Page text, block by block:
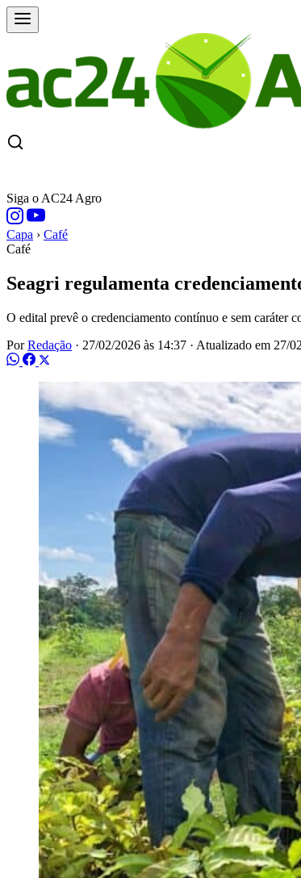
Siga o AC24 Agro
Capa › Café
Café
Seagri regulamenta
O edital prevê o credenciamento contínuo e sem caráter
PorRedação · 27/02/2026 às 14:37 · Atualizado em 27/